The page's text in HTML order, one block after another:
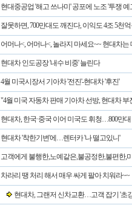
현대중공업 '해고 쓰나미' 공포에 노조 '투쟁 예
잘못하면, 700만대도 깨진다, 이익도 4조 5천
어머나<, 어머나<, 놀라지 마세요~~ 현대차는
현대차 인도공장 '내수 비중' 늘린다
4월 미국시장서 기아차 '전진'-현대차 '후진'
"4월 미국 자동차 판매 기아차 선방, 현대차 부
현대차, 한국·중국 이어 미국도 휘청…800만
현대차 '착한기변'에…렌터카 '나 떨고있니'
고객에게 불행한,노예같은,불공정한,불편한,
차라리 땡 처리 해서 매우 싸게 팔아 치워라~~
현대차, 그랜저 신차교환…고객 잡기 '초